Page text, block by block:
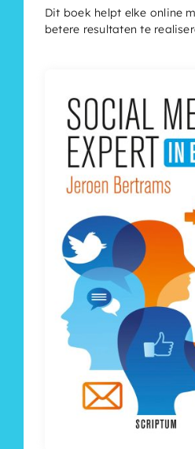
Dit boek helpt elke online
betere resultaten te